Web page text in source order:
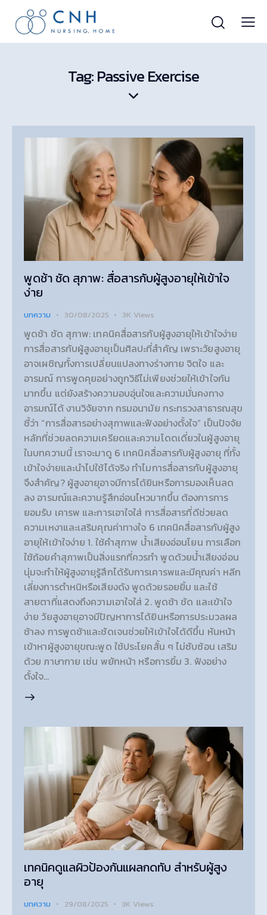
Tag: Passive Exercise
พูดช้า ชัด สุภาพ: สื่อสารกับผู้สูงอายุให้เข้าใจ
ง่าย
บทความ 30/08/2025 3K Views
พูดช้า ชัด สุภาพ: เทคนิคสื่อสารกับผู้สูงอายุให้เข้าใจง่าย
การสื่อสารกับผู้สูงอายุเป็นศิลปะที่สำคัญ เพราะวัยสูงอายุ
อาจเผชิญทั้งการเปลี่ยนแปลงทางร่างกาย จิตใจ และ
อารมณ์ การพูดคุยอย่างถูกวิธีไม่เพียงช่วยให้เข้าใจกัน
มากขึ้น แต่ยังสร้างความอบอุ่นใจและความมั่นคงทาง
อารมณ์ได้ งานวิจัยจาก กรมอนามัย กระทรวงสาธารณสุข
ชี้ว่า “การสื่อสารอย่างสุภาพและฟังอย่างตั้งใจ” เป็นปัจจัย
หลักที่ช่วยลดความเครียดและความโดดเดี่ยวในผู้สูงอายุ
ในบทความนี้ เราจะมาดู 6 เทคนิคสื่อสารกับผู้สูงอายุ ที่ทั้ง
เข้าใจง่ายและนำไปใช้ได้จริง ทำไมการสื่อสารกับผู้สูงอายุ
จึงสำคัญ? ผู้สูงอายุอาจมีการได้ยินหรือการมองเห็นลด
ลง อารมณ์และความรู้สึกอ่อนไหวมากขึ้น ต้องการการ
ยอมรับ เคารพ และการเอาใจใส่ การสื่อสารที่ดีช่วยลด
ความเหงาและเสริมคุณค่าทางใจ 6 เทคนิคสื่อสารกับผู้สูง
อายุให้เข้าใจง่าย 1. ใช้คำสุภาพ น้ำเสียงอ่อนโยน การเลือก
ใช้ถ้อยคำสุภาพเป็นสิ่งแรกที่ควรทำ พูดด้วยน้ำเสียงอ่อน
นุ่มจะทำให้ผู้สูงอายุรู้สึกได้รับการเคารพและมีคุณค่า หลีก
เลี่ยงการตำหนิหรือเสียงดัง พูดด้วยรอยยิ้ม และใช้
สายตาที่แสดงถึงความเอาใจใส่ 2. พูดช้า ชัด และเข้าใจ
ง่าย วัยสูงอายุอาจมีปัญหาการได้ยินหรือการประมวลผล
ช้าลง การพูดช้าและชัดเจนช่วยให้เข้าใจได้ดีขึ้น หันหน้า
เข้าหาผู้สูงอายุขณะพูด ใช้ประโยคสั้น ๆ ไม่ซับซ้อน เสริม
ด้วย ภาษากาย เช่น พยักหน้า หรือการยิ้ม 3. ฟังอย่าง
ตั้งใจ…
เทคนิคดูแลผิวป้องกันแผลกดทับ สำหรับผู้สูง
อายุ
บทความ 29/08/2025 3K Views